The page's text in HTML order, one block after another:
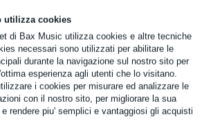
utilizza cookies
di Bax Music utilizza cookies e altre tecniche
necessari sono utilizzati per abilitare le
durante la navigazione sul nostro sito per
esperienza agli utenti che lo visitano.
i cookies per misurare ed analizzare le
con il nostro sito, per migliorare la sua
rendere piu' semplici e vantaggiosi gli acquisti
resistente agli urti
e robusta